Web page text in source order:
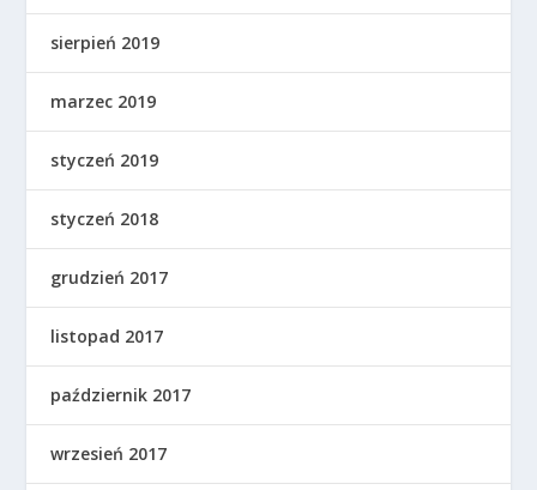
sierpień 2019
marzec 2019
styczeń 2019
styczeń 2018
grudzień 2017
listopad 2017
październik 2017
wrzesień 2017